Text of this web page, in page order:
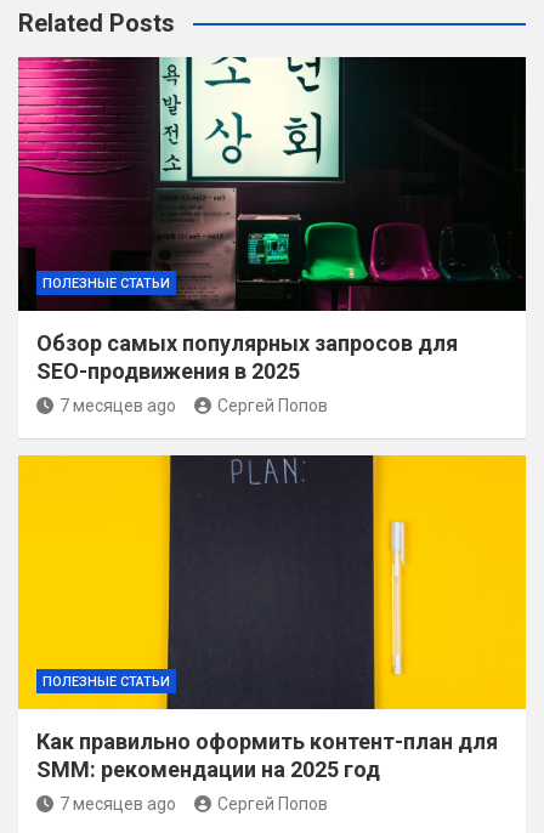
Related Posts
ПОЛЕЗНЫЕ СТАТЬИ
Обзор самых популярных запросов для
SEO-продвижения в 2025
7 месяцев ago Сергей Попов
ПОЛЕЗНЫЕ СТАТЬИ
Как правильно оформить контент-план для
SMM: рекомендации на 2025 год
7 месяцев ago Сергей Попов